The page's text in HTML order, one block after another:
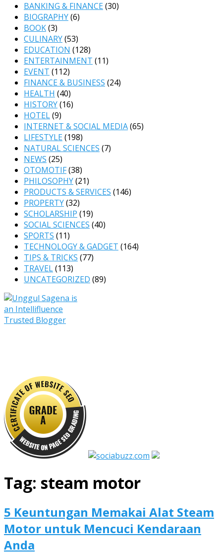
BANKING & FINANCE(30)
BIOGRAPHY(6)
BOOK(3)
CULINARY(53)
EDUCATION (128)
ENTERTAINMENT (11)
EVENT (112)
FINANCE & BUSINESS (24)
HEALTH (40)
HISTORY(16)
HOTEL(9)
INTERNET & SOCIAL MEDIA(65)
LIFESTYLE(198)
NATURAL SCIENCES (7)
NEWS (25)
OTOMOTIF(38)
PHILOSOPHY(21)
PRODUCTS & SERVICES (146)
PROPERTY(32)
SCHOLARSHIP (19)
SOCIAL SCIENCES (40)
SPORTS (11)
TECHNOLOGY & GADGET (164)
TIPS & TRICKS (77)
TRAVEL(113)
UNCATEGORIZED (89)
Tag: steam motor
5 Keuntungan Memakai Alat Steam
Motor untuk Mencuci Kendaraan
Anda